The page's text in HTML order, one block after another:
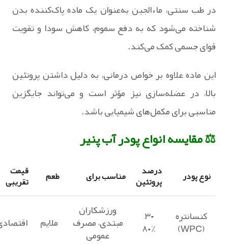
در طب سنتی، ماءالجبن به‌عنوان یک ماده پاک‌کننده بدن
شناخته می‌شود که به دفع سموم، کاهش سودا و تقویت
قوای جسمی کمک می‌کند.
این ماده علاوه بر خواص درمانی، به دلیل داشتن پروتئین
بالا، در عضله‌سازی نیز مؤثر است و می‌تواند جایگزین
مناسبی برای مکمل‌های شیمیایی باشد.
⚖️ مقایسه انواع پودر آب پنیر
نوع پودر درصد
پروتئین مناسب برای طعم قیمت
تقریبی
کنسانتره
(WPC)
۳۰–
۸۰٪
ورزشکاران
مبتدی، مصرف
عمومی
ملایم